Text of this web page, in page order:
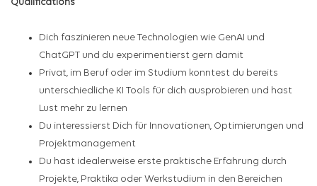
Qualifications
Dich faszinieren neue Technologien wie GenAI und
ChatGPT und du experimentierst gern damit
Privat, im Beruf oder im Studium konntest du bereits
unterschiedliche KI Tools für dich ausprobieren und hast
Lust mehr zu lernen
Du interessierst Dich für Innovationen, Optimierungen und
Projektmanagement
Du hast idealerweise erste praktische Erfahrung durch
Projekte, Praktika oder Werkstudium in den Bereichen